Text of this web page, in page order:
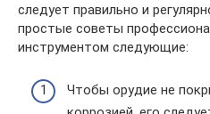
следует правильно и
простые советы
инструментом следующие:
Чтобы орудие не